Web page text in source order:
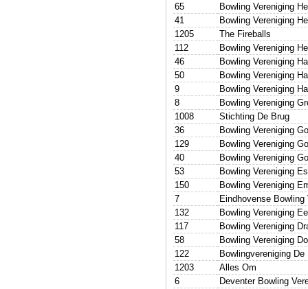
65
Bowling Vereniging
41
Bowling Vereniging
1205
The Fireballs
112
Bowling Vereniging
46
Bowling Vereniging
50
Bowling Vereniging
9
Bowling Vereniging
8
Bowling Vereniging
1008
Stichting De Brug
36
Bowling Vereniging
129
Bowling Vereniging
40
Bowling Vereniging
53
Bowling Vereniging
150
Bowling Vereniging
7
Eindhovense Bowling
132
Bowling Vereniging
117
Bowling Vereniging
58
Bowling Vereniging
122
Bowlingvereniging De
1203
Alles Om
6
Deventer Bowling